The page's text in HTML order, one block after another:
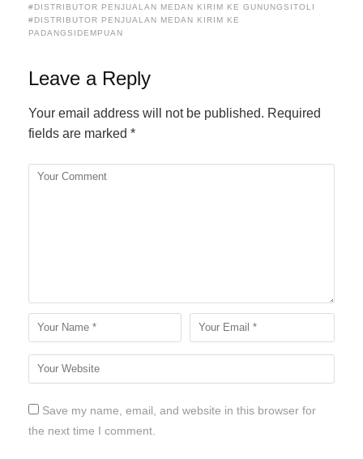
#DISTRIBUTOR PENJUALAN MEDAN KIRIM KE GUNUNGSITOLI
#DISTRIBUTOR PENJUALAN MEDAN KIRIM KE
PADANGSIDEMPUAN
Leave a Reply
Your email address will not be published. Required
fields are marked *
Save my name, email, and website in this browser for
the next time I comment.